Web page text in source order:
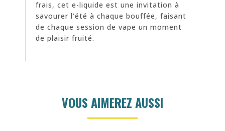
frais, cet e-liquide est une invitation à
savourer l’été à chaque bouffée, faisant
de chaque session de vape un moment
de plaisir fruité.
VOUS AIMEREZ AUSSI